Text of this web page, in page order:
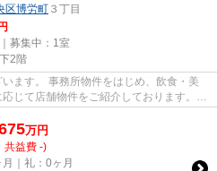
区博労町 ３丁目
募集中： 1室
2階
ます。 事務所物件をはじめ、飲食・美
じて店舗物件をご紹介しております。
万円
共益費 -)
｜礼：0ヶ月